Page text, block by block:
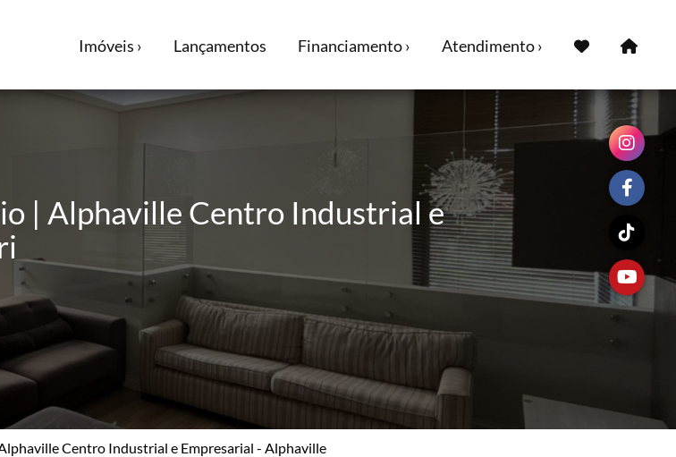
Imóveis › Lançamentos Financiamento › Atendimento ›
| Alphaville Centro Industrial e
Centro Industrial e Empresarial - Alphaville